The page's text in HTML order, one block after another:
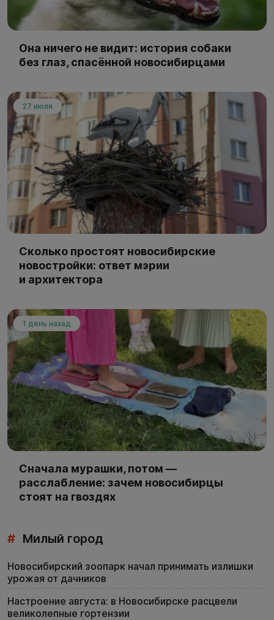
Она ничего не видит: история собаки
без глаз, спасённой новосибирцами
27 июля
Сколько простоят новосибирские
новостройки: ответ мэрии
и архитектора
1 день назад
Сначала мурашки, потом —
расслабление: зачем новосибирцы
стоят на гвоздях
# Милый город
Новосибирский зоопарк начал принимать излишки
урожая от дачников
Настроение августа: в Новосибирске расцвели
великолепные гортензии